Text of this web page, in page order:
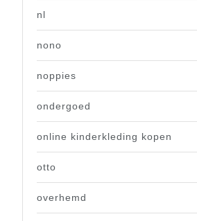
nl
nono
noppies
ondergoed
online kinderkleding kopen
otto
overhemd